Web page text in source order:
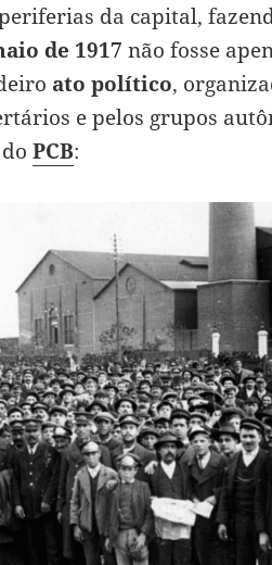
da capital,
de 1917 não fosse
ato político,
e pelos grupos
PCB: